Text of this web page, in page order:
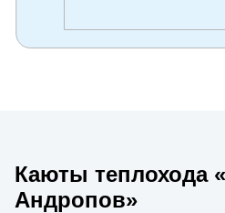
Каюты теплохода
Андропов»